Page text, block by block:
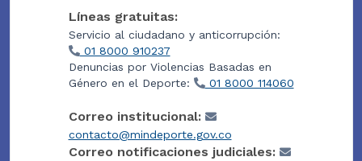
Líneas gratuitas:
Servicio al ciudadano y anticorrupción:
01 8000 910237
Denuncias por Violencias Basadas en
Género en el Deporte:
01 8000 114060
Correo institucional:
contacto@mindeporte.gov.co
Correo notificaciones judiciales: